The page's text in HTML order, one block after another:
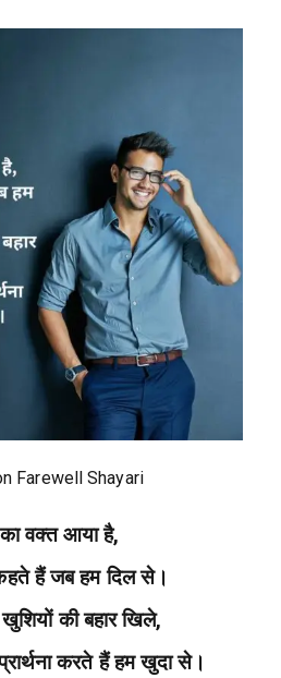
Farewell Shayari
का वक्त आया है,
हैं जब हम दिल से।
की बहार खिले,
करते हैं हम खुदा से।